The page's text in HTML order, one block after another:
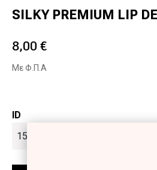
SILKY PREMIUM LIP
8,00 €
Με Φ.Π.Α
ID